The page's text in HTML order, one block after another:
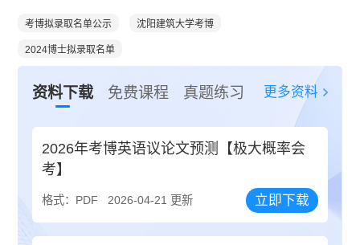
考博拟录取名单公示 沈阳建筑大学考博
2024博士拟录取名单
资料下载 免费课程 真题练习 更多资料
2026年考博英语议论文预测【极大概率会
考】
格式：PDF 2026-04-21 更新 立即下载